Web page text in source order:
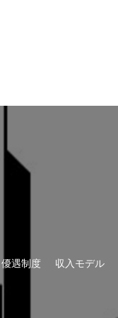
優遇制度 収入モデル